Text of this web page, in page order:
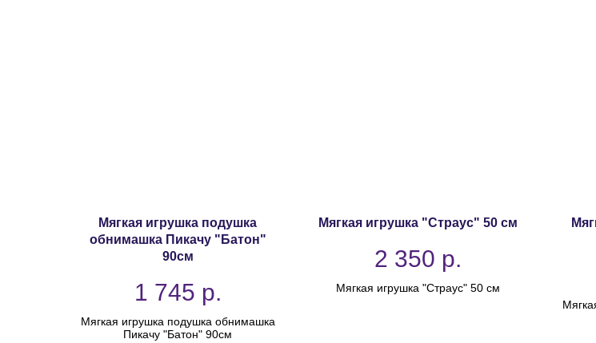
Мягкая игрушка подушка
обнимашка Пикачу "Батон"
90см
1 745 р.
Мягкая игрушка подушка обнимашка
Пикачу "Батон" 90см
Мягкая игрушка "Страус" 50 см
2 350 р.
Мягкая игрушка "Страус" 50 см